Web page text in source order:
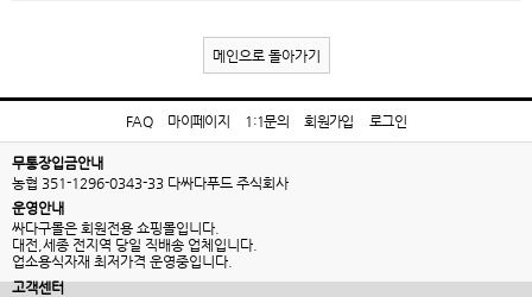
메인으로 돌아가기
FAQ 마이페이지 1:1문의 회원가입 로그인
무통장입금안내
농협 351-1296-0343-33 다싸다푸드 주식회사
운영안내
싸다구몰은 회원전용 쇼핑몰입니다.
대전,세종 전지역 당일 직배송 업체입니다.
업소용식자재 최저가격 운영중입니다.
고객센터